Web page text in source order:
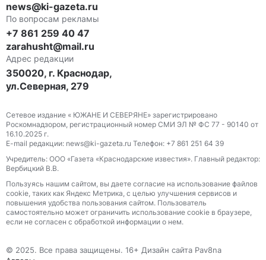
news@ki-gazeta.ru
По вопросам рекламы
+7 861 259 40 47
zarahusht@mail.ru
Адрес редакции
350020, г. Краснодар,
ул.Северная, 279
Сетевое издание « ЮЖАНЕ И СЕВЕРЯНЕ» зарегистрировано
Роскомнадзором, регистрационный номер СМИ ЭЛ № ФС 77 - 90140 от
16.10.2025 г.
E-mail редакции: news@ki-gazeta.ru Телефон: +7 861 251 64 39
Учредитель: ООО «Газета «Краснодарские известия». Главный редактор:
Вербицкий В.В.
Пользуясь нашим сайтом, вы даете согласие на использование файлов
сооkіе, таких как Яндекс Метрика, с целью улучшения сервисов и
повышения удобства пользования сайтом. Пользователь
самостоятельно может ограничить использование сооkіе в браузере,
если не согласен с обработкой информации о нем.
© 2025. Все права защищены. 16+ Дизайн сайта Pav8na